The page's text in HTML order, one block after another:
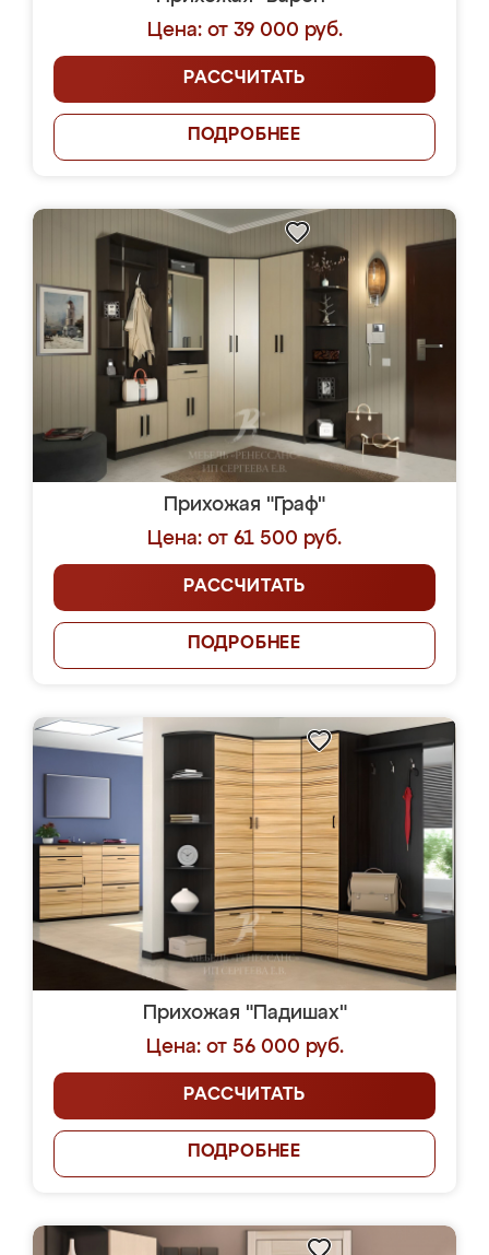
Цена: от 39 000 руб.
РАССЧИТАТЬ
ПОДРОБНЕЕ
Прихожая "Граф"
Цена: от 61 500 руб.
РАССЧИТАТЬ
ПОДРОБНЕЕ
Прихожая "Падишах"
Цена: от 56 000 руб.
РАССЧИТАТЬ
ПОДРОБНЕЕ